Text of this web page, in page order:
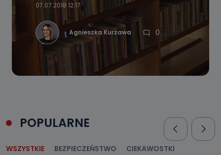
07.07.2018 12:17
Agnieszka Kurzawa 0
POPULARNE
WSZYSTKIE BEZPIECZEŃSTWO
CIEKAWOSTKI